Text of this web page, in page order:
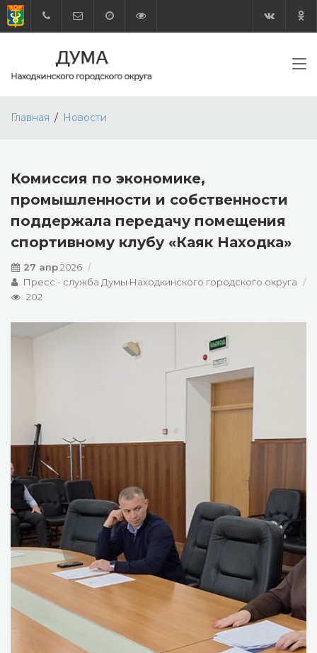
Главная Новости
Комиссия по экономике,
промышленности и собственности
поддержала передачу помещения
спортивному клубу «Каяк Находка»
27 апр2026
Пресс - служба Думы Находкинского городского округа
202